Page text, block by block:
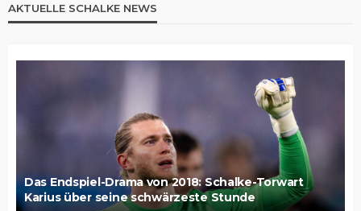
AKTUELLE SCHALKE NEWS
Das Endspiel-Drama von 2018: Schalke-Torwart
Karius über seine schwärzeste Stunde